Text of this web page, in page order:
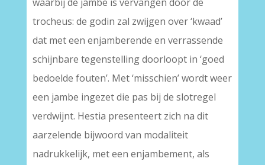
waarbij de jambe is vervangen door de
trocheus: de godin zal zwijgen over ‘kwaad’
dat met een enjamberende en verrassende
schijnbare tegenstelling doorloopt in ‘goed
bedoelde fouten’. Met ‘misschien’ wordt weer
een jambe ingezet die pas bij de slotregel
verdwijnt. Hestia presenteert zich na dit
aarzelende bijwoord van modaliteit
nadrukkelijk, met een enjambement, als